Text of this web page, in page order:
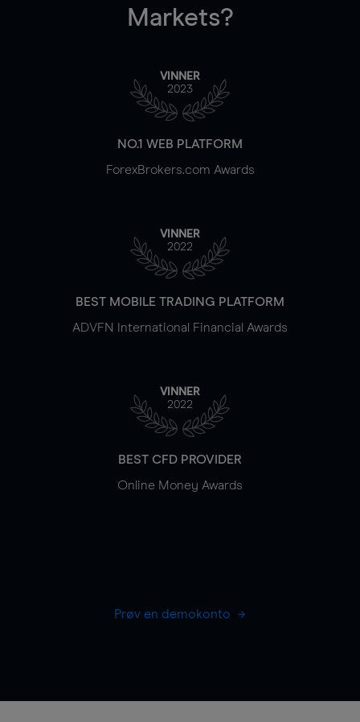
Markets?
VINNER
2023
NO.1 WEB PLATFORM
ForexBrokers.com Awards
VINNER
2022
BEST MOBILE TRADING PLATFORM
ADVFN International Financial Awards
VINNER
2022
BEST CFD PROVIDER
Online Money Awards
Prøv en demokonto